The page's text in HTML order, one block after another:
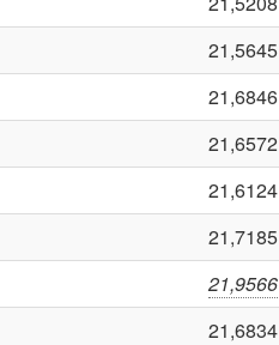
21,5645
21,6846
21,6572
21,6124
21,7185
21,9566
21,6834